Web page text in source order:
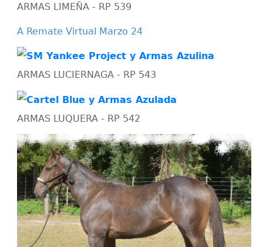
ARMAS LIMEÑA - RP 539
A Remate Virtual Marzo 24
ARMAS LUCIERNAGA - RP 543
ARMAS LUQUERA - RP 542